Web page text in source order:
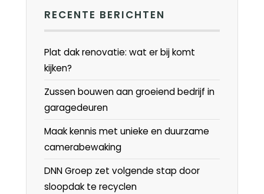
RECENTE BERICHTEN
Plat dak renovatie: wat er bij komt
kijken?
Zussen bouwen aan groeiend bedrijf in
garagedeuren
Maak kennis met unieke en duurzame
camerabewaking
DNN Groep zet volgende stap door
sloopdak te recyclen